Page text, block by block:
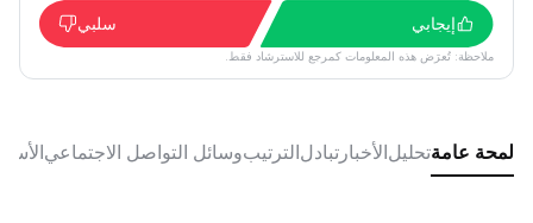
إيجابي
سلبي
ملاحظة: تُعرَض هذه المعلومات كمرجع للاسترشاد فقط.
لمحة عامةتحليلالأخبار تبادلالترتيبوسائل التواصل الاجتماعي